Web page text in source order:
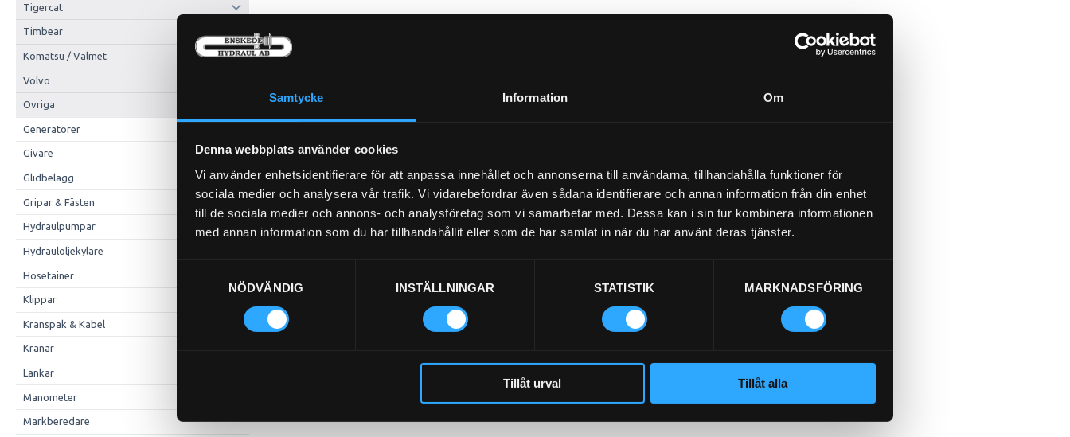
Samtycke Information Om
Denna webbplats använder cookies
Vi använder enhetsidentifierare för att anpassa innehållet och annonserna till användarna, tillhandahålla funktioner för
sociala medier och analysera vår trafik. Vi vidarebefordrar även sådana identifierare och annan information från din enhet
till de sociala medier och annons- och analysföretag som vi samarbetar med. Dessa kan i sin tur kombinera informationen
med annan information som du har tillhandahållit eller som de har samlat in när du har använt deras tjänster.
NÖDVÄNDIG
INSTÄLLNINGAR STATISTIK MARKNADSFÖRING
Tillåt urval Tillåt alla
Tigercat
Timbear
Komatsu / Valmet
Volvo
Övriga
Generatorer
Givare
Glidbelägg
Gripar & Fästen
Hydraulpumpar
Hydrauloljekylare
Hosetainer
Klippar
Kranspak & Kabel
Kranar
Länkar
Manometer
Markberedare